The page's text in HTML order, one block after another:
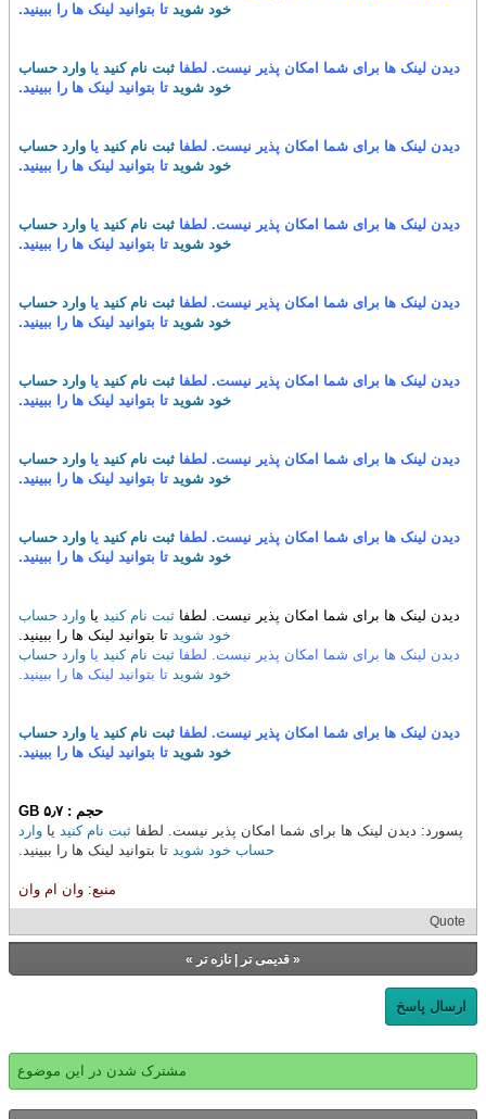
خود شوید تا بتوانید لینک ها را ببینید.
دیدن لینک ها برای شما امکان پذیر نیست. لطفا ثبت نام کنید یا وارد حساب
خود شوید تا بتوانید لینک ها را ببینید.
دیدن لینک ها برای شما امکان پذیر نیست. لطفا ثبت نام کنید یا وارد حساب
خود شوید تا بتوانید لینک ها را ببینید.
دیدن لینک ها برای شما امکان پذیر نیست. لطفا ثبت نام کنید یا وارد حساب
خود شوید تا بتوانید لینک ها را ببینید.
دیدن لینک ها برای شما امکان پذیر نیست. لطفا ثبت نام کنید یا وارد حساب
خود شوید تا بتوانید لینک ها را ببینید.
دیدن لینک ها برای شما امکان پذیر نیست. لطفا ثبت نام کنید یا وارد حساب
خود شوید تا بتوانید لینک ها را ببینید.
دیدن لینک ها برای شما امکان پذیر نیست. لطفا ثبت نام کنید یا وارد حساب
خود شوید تا بتوانید لینک ها را ببینید.
دیدن لینک ها برای شما امکان پذیر نیست. لطفا ثبت نام کنید یا وارد حساب
خود شوید تا بتوانید لینک ها را ببینید.
دیدن لینک ها برای شما امکان پذیر نیست. لطفا ثبت نام کنید یا وارد حساب
خود شوید تا بتوانید لینک ها را ببینید.
دیدن لینک ها برای شما امکان پذیر نیست. لطفا ثبت نام کنید یا وارد حساب
خود شوید تا بتوانید لینک ها را ببینید.
دیدن لینک ها برای شما امکان پذیر نیست. لطفا ثبت نام کنید یا وارد حساب
خود شوید تا بتوانید لینک ها را ببینید.
حجم : ۵٫۷ GB
پسورد: دیدن لینک ها برای شما امکان پذیر نیست. لطفا ثبت نام کنید یا وارد
حساب خود شوید تا بتوانید لینک ها را ببینید.
منبع: وان ام وان
Quote
« قدیمی تر |تازه‌ تر »
ارسال پاسخ
مشترک شدن در این موضوع